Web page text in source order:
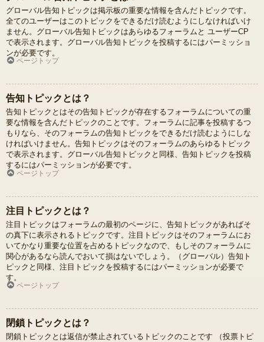
グローバル告知トピックは掲示板の重要な情報を含んだトピックです。
全てのユーザーはこのトピックをできるだけ読むようにしなければいけ
ません。グローバル告知トピックはあらゆるフォーラムと ユーザーCP
で表示されます。グローバル告知トピックを投稿するにはパーミッショ
ンが必要です。
ページトップ
告知トピックとは？
告知トピックとはその告知トピックが存在するフォーラムについての重
要な情報を含んだトピックのことです。フォーラムに記事を投稿するつ
もりなら、そのフォーラムの告知トピックをできるだけ読むようにしな
ければいけません。告知トピックはそのフォーラムのあらゆるトピック
で表示されます。グローバル告知トピックと同様、告知トピックを投稿
するにはパーミッションが必要です。
ページトップ
注目トピックとは？
注目トピックはフォーラムの最初のページに、告知トピックがあればそ
の真下に表示されるトピックです。注目トピックはそのフォーラムにお
いてかなり重要な位置を占めるトピックなので、もしそのフォーラムに
関心があるなら読んでおいて損はないでしょう。（グローバル）告知ト
ピックと同様、注目トピックを投稿するにはパーミッションが必要で
す。
ページトップ
閉鎖トピックとは？
閉鎖トピックとは返信が禁止されているトピックのことです （投票トピ